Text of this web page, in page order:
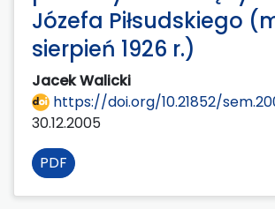
Józefa Piłsudskiego
sierpień 1926 r.)
Jacek Walicki
https://doi.org/10.21852/
30.12.2005
PDF